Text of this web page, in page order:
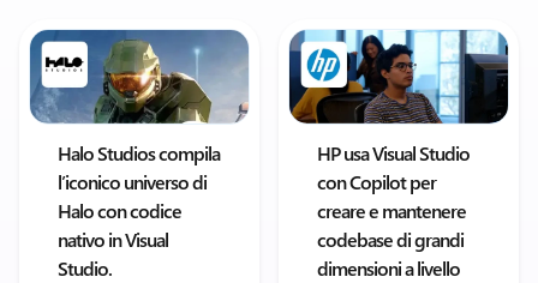
Halo Studios compila
l’iconico universo di
Halo con codice
nativo in Visual
Studio.
HP usa Visual Studio
con Copilot per
creare e mantenere
codebase di grandi
dimensioni a livello